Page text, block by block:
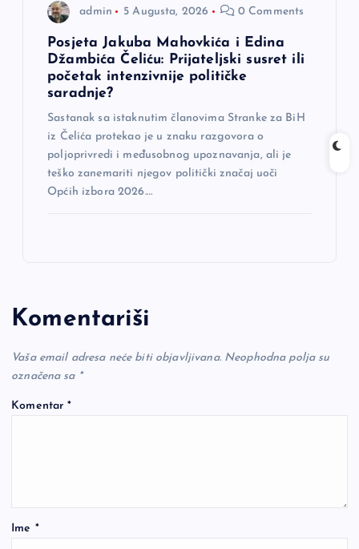
admin 5 Augusta, 2026 0 Comments
Posjeta Jakuba Mahovkića i Edina
Džambića Čeliću: Prijateljski susret ili
početak intenzivnije političke
saradnje?
Sastanak sa istaknutim članovima Stranke za BiH
iz Čelića protekao je u znaku razgovora o
poljoprivredi i međusobnog upoznavanja, ali je
teško zanemariti njegov politički značaj uoči
Općih izbora 2026.…
Komentariši
Vaša email adresa neće biti objavljivana. Neophodna polja su
označena sa *
Komentar*
Ime *